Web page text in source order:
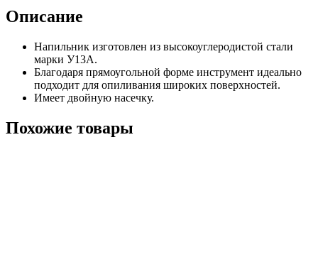
Описание
Напильник изготовлен из высокоуглеродистой стали
марки У13А.
Благодаря прямоугольной форме инструмент идеально
подходит для опиливания широких поверхностей.
Имеет двойную насечку.
Похожие товары